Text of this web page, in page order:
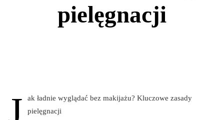
pielęgnacji
J
ak ładnie wyglądać bez makijażu? Kluczowe zasady
pielęgnacji